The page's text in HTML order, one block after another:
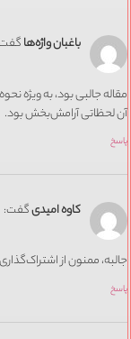
باغبان واژه‌ها
مقاله جالبی بود، به ویژه
آن لحظاتی آرامش‌بخش بود.
پاسخ
کاوه امیدی گفت:
جالبه، ممنون از
پاسخ